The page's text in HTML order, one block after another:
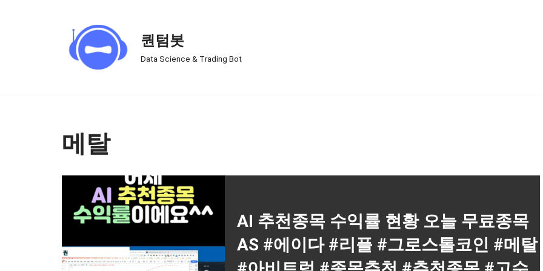
퀀텀봇
Data Science & Trading Bot
메탈
AI 추천종목 수익률 현황 오늘 무료종목
AS #에이다 #리플 #그로스톨코인 #메탈